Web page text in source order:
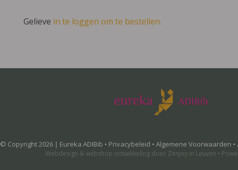
Gelieve in te loggen om te bestellen.
© Copyright 2026 | Eureka ADIBib • Privacybeleid • Algemene Voorwaarden
Webdesign & webshop ontwikkelingdoor Zenjoy in Leuven •